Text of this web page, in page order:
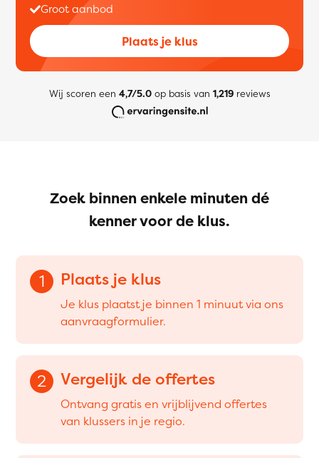
Groot aanbod
Plaats je klus
Wij scoren een 4,7/5.0op basis van 1,219reviews
Zoek binnen enkele minuten dé
kenner voor de klus.
1 Plaats je klus
Je klus plaatst je binnen 1 minuut via ons
aanvraagformulier.
2 Vergelijk de offertes
Ontvang gratis en vrijblijvend offertes
van klussers in je regio.